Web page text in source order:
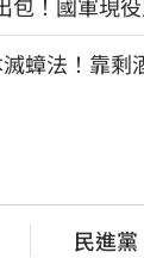
包！國軍現
說話了
蟑法！靠剩
民進黨